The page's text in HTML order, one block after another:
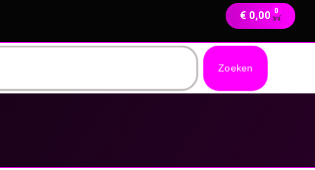
€ 0,00 0
Zoeken